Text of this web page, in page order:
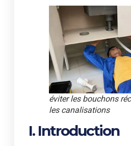
éviter les bouchons
les canalisations
I. Introduction